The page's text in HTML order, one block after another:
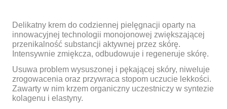
Delikatny krem do codziennej pielęgnacji oparty na
innowacyjnej technologii monojonowej zwiększającej
przenikalność substancji aktywnej przez skórę.
Intensywnie zmiękcza, odbudowuje i regeneruje skórę.
Usuwa problem wysuszonej i pękającej skóry, niweluje
zrogowacenia oraz przywraca stopom uczucie lekkości.
Zawarty w nim krzem organiczny uczestniczy w syntezie
kolagenu i elastyny.